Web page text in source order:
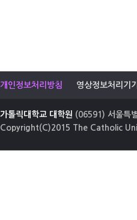
개인정보처리방침 영상정보처리기
가톨릭대학교 대학원 (06591) 서울특
Copyright(C)2015 The Catholic